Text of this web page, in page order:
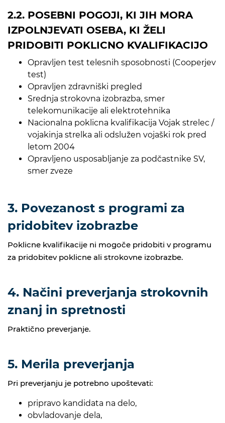
2.2. POSEBNI POGOJI, KI JIH MORA
IZPOLNJEVATI OSEBA, KI ŽELI
PRIDOBITI POKLICNO KVALIFIKACIJO
Opravljen test telesnih sposobnosti (Cooperjev
test)
Opravljen zdravniški pregled
Srednja strokovna izobrazba, smer
telekomunikacije ali elektrotehnika
Nacionalna poklicna kvalifikacija Vojak strelec /
vojakinja strelka ali odslužen vojaški rok pred
letom 2004
Opravljeno usposabljanje za podčastnike SV,
smer zveze
3. Povezanost s programi za
pridobitev izobrazbe
Poklicne kvalifikacije ni mogoče pridobiti v programu
za pridobitev poklicne ali strokovne izobrazbe.
4. Načini preverjanja strokovnih
znanj in spretnosti
Praktično preverjanje.
5. Merila preverjanja
Pri preverjanju je potrebno upoštevati:
pripravo kandidata na delo,
obvladovanje dela,